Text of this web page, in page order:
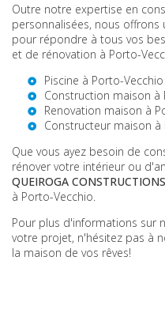
Outre notre expertise en
personnalisées, nous
pour répondre à tous vos
et de rénovation à Porto-
Piscine à Porto-Vecchio
Construction maison à
Renovation maison à
Constructeur maison à
Que vous ayez besoin de
rénover votre intérieur ou
QUEIROGA CONSTRUCTIONS
à Porto-Vecchio.
Pour plus d'informations sur
votre projet, n'hésitez pas à
la maison de vos rêves!